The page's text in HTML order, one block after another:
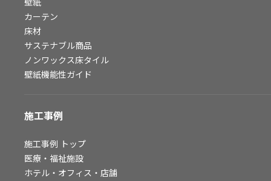
非住宅案件に関するお問い合わせ
事業紹介
スペースソリューション事業
ファシリティソリューション事業
不動産投資開発事業
壁紙
カーテン
床材
サステナブル商品
ノンワックス床タイル
壁紙機能性ガイド
施工事例
施工事例 トップ
医療・福祉施設
ホテル・オフィス・店舗